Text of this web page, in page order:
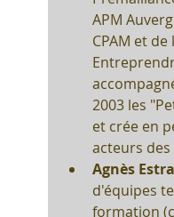
APM
CPAM et
2003 les
et crée en
acteurs
Agnès
d'équipes
formation